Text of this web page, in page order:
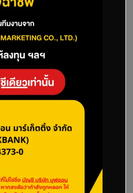
ะสิทธิภาพของ SEO ให้ดียิ่งขึ้น
ใหญ่จะทำให้เว็บไซต์ใช้เวลา
คการบีบอัดรูปภาพสามารถ
เหล่านี้จะช่วยลดขนาดไฟล์
วขึ้น ส่งผลให้ Pagespeed ดีขึ้น